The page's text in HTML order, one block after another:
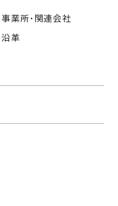
事業所・関連会社
沿革